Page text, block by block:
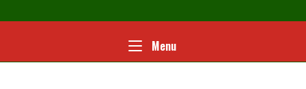
naar
Home
MenuMenu